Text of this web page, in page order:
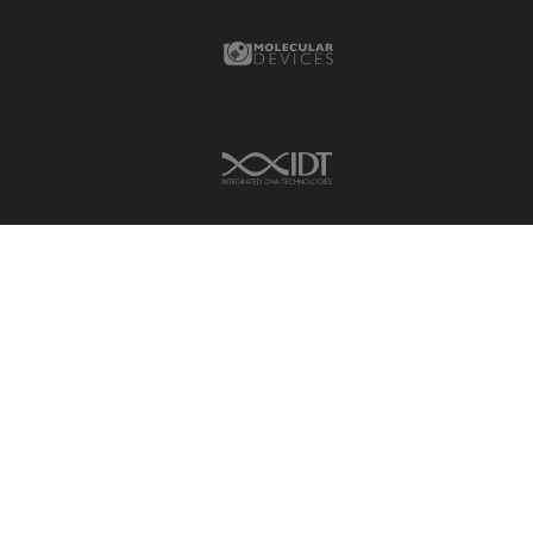
Molecular Devices Link
IDT Link